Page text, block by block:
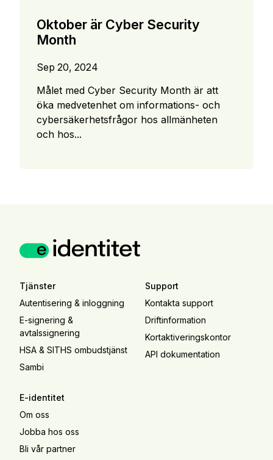
Oktober är Cyber Security
Month
Sep 20, 2024
Målet med Cyber Security Month är att
öka medvetenhet om informations- och
cybersäkerhetsfrågor hos allmänheten
och hos...
Tjänster
Autentisering & inloggning
E-signering &
avtalssignering
HSA & SITHS ombudstjänst
Sambi
Support
Kontakta support
Driftinformation
Kortaktiveringskontor
API dokumentation
E-identitet
Om oss
Jobba hos oss
Bli vår partner